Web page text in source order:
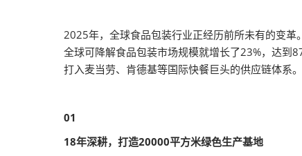
2025年，全球食品包装行业正经历前所未有的变革
全球可降解食品包装市场规模就增长了23%，达到
打入麦当劳、肯德基等国际快餐巨头的供应链体系
01
18年深耕，打造20000平方米绿色生产基地